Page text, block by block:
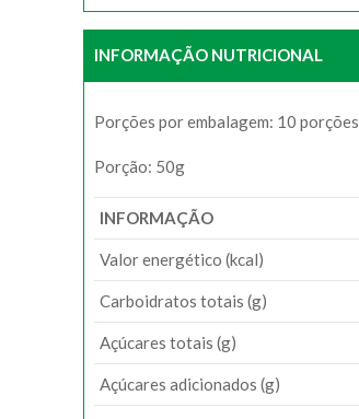
INFORMAÇÃO NUTRICIONAL
Porções por embalagem: 10 porções
Porção: 50g
INFORMAÇÃO
Valor energético (kcal)
Carboidratos totais (g)
Açúcares totais (g)
Açúcares adicionados (g)